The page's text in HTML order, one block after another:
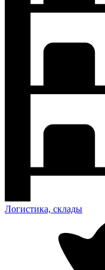
Логистика, склады